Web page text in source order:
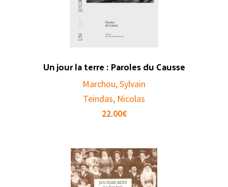
Un jour la terre : Paroles du Causse
Marchou, Sylvain
Teindas, Nicolas
22.00€